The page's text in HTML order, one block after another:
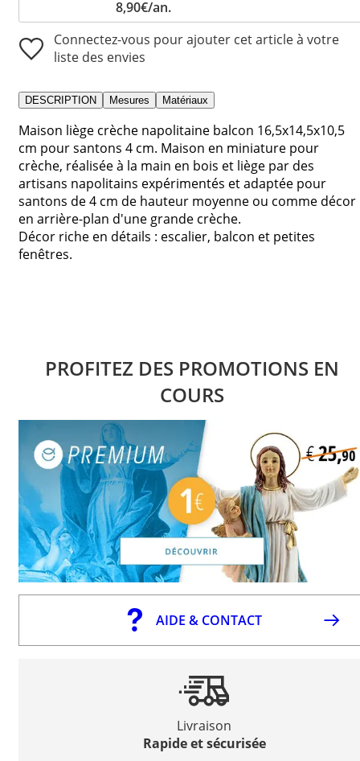
8,90€/an.
Connectez-vous pour ajouter cet article à votre
liste des envies
DESCRIPTION Mesures Matériaux
Maison liège crèche napolitaine balcon 16,5x14,5x10,5
cm pour santons 4 cm. Maison en miniature pour
crèche, réalisée à la main en bois et liège par des
artisans napolitains expérimentés et adaptée pour
santons de 4 cm de hauteur moyenne ou comme décor
en arrière-plan d'une grande crèche.
Décor riche en détails : escalier, balcon et petites
fenêtres.
PROFITEZ DES PROMOTIONS EN
COURS
AIDE & CONTACT
Livraison
Rapide et sécurisée